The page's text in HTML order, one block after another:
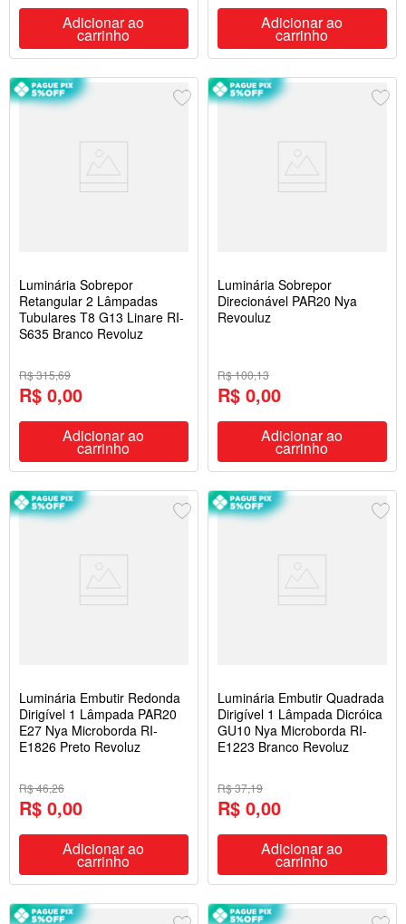
Adicionar ao
carrinho
Adicionar ao
carrinho
Luminária Sobrepor
Retangular 2 Lâmpadas
Tubulares T8 G13 Linare RI-
S635 Branco Revoluz
R$ 315,69
R$ 0,00
Adicionar ao
carrinho
Luminária Sobrepor
Direcionável PAR20 Nya
Revouluz
R$ 100,13
R$ 0,00
Adicionar ao
carrinho
Luminária Embutir Redonda
Dirigível 1 Lâmpada PAR20
E27 Nya Microborda RI-
E1826 Preto Revoluz
R$ 46,26
R$ 0,00
Adicionar ao
carrinho
Luminária Embutir Quadrada
Dirigível 1 Lâmpada Dicróica
GU10 Nya Microborda RI-
E1223 Branco Revoluz
R$ 37,19
R$ 0,00
Adicionar ao
carrinho